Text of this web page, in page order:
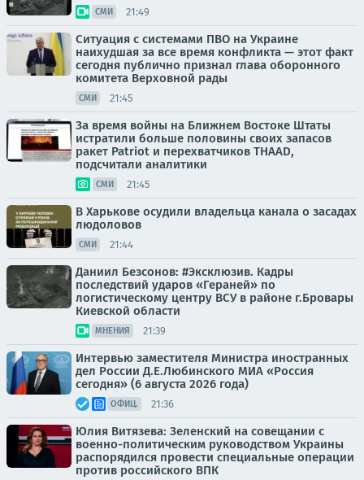
СМИ 21:49
Ситуация с системами ПВО на Украине
наихудшая за все время конфликта — этот факт
сегодня публично признал глава оборонного
комитета Верховной рады
СМИ 21:45
За время войны на Ближнем Востоке Штаты
истратили больше половины своих запасов
ракет Patriot и перехватчиков THAAD,
подсчитали аналитики
СМИ 21:45
В Харькове осудили владельца канала о засадах
людоловов
СМИ 21:44
Даниил Безсонов: #Эксклюзив. Кадры
последствий ударов «Гераней» по
логистическому центру ВСУ в районе г.Бровары
Киевской области
МНЕНИЯ 21:39
Интервью заместителя Министра иностранных
дел России Д.Е.Любинского МИА «Россия
сегодня» (6 августа 2026 года)
ОФИЦ. 21:36
Юлия Витязева: Зеленский на совещании с
военно-политическим руководством Украины
распорядился провести специальные операции
против российского ВПК